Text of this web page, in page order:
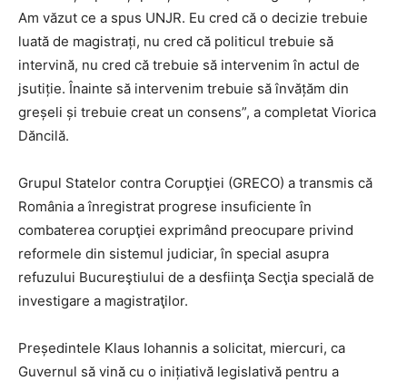
Am văzut ce a spus UNJR. Eu cred că o decizie trebuie
luată de magistrați, nu cred că politicul trebuie să
intervină, nu cred că trebuie să intervenim în actul de
jsutiție. Înainte să intervenim trebuie să învățăm din
greșeli și trebuie creat un consens”, a completat Viorica
Dăncilă.
Grupul Statelor contra Corupţiei (GRECO) a transmis că
România a înregistrat progrese insuficiente în
combaterea corupţiei exprimând preocupare privind
reformele din sistemul judiciar, în special asupra
refuzului Bucureştiului de a desfiinţa Secţia specială de
investigare a magistraţilor.
Președintele Klaus Iohannis a solicitat, miercuri, ca
Guvernul să vină cu o inițiativă legislativă pentru a